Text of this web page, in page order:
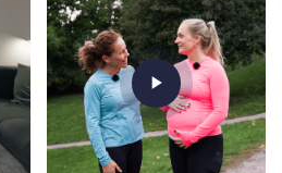
play_arrow